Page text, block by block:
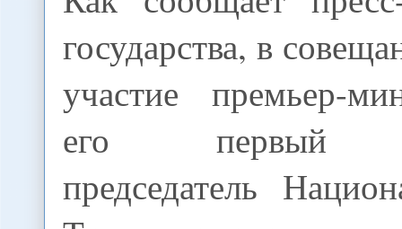
государства, в
участие премьер-
его первый
председатель